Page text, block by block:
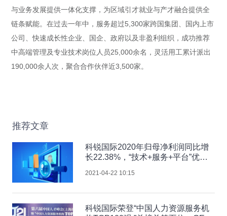
与业务发展提供一体化支撑，为区域引才就业与产才融合提供全
链条赋能。在过去一年中，服务超过5,300家跨国集团、国内上市
公司、快速成长性企业、国企、政府以及非盈利组织，成功推荐
中高端管理及专业技术岗位人员25,000余名，灵活用工累计派出
190,000余人次，聚合合作伙伴近3,500家。
推荐文章
科锐国际2020年归母净利润同比增
长22.38%，“技术+服务+平台”优势
2021-04-22 10:15
科锐国际荣登“中国人力资源服务机